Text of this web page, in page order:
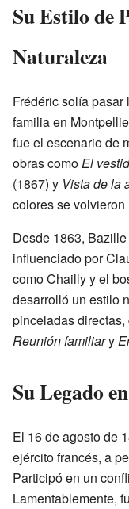
Su Estilo de
Naturaleza
Frédéric solía
familia en
fue el escenario de
obras comoEl
(1867) y Vista de la
colores se
Desde 1863,
influenciado por
como Chailly y el
desarrolló un estilo
pinceladas
Reunión familiary
Su Legado
El 16 de agosto de
ejército francés, a
Participó en un
Lamentablemente,